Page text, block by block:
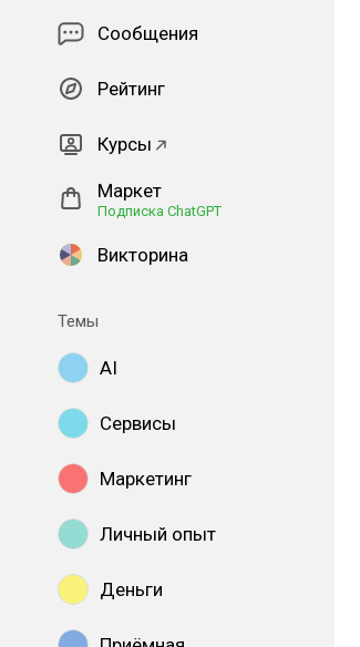
Сообщения
Рейтинг
Курсы
Маркет
Подписка ChatGPT
Викторина
Темы
AI
Сервисы
Маркетинг
Личный опыт
Деньги